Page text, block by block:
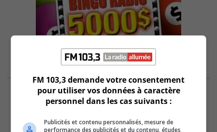
FM 103,3 demande votre consentement
pour utiliser vos données à caractère
personnel dans les cas suivants :
Publicités et contenu personnalisés, mesure de
performance des publicités et du contenu, études